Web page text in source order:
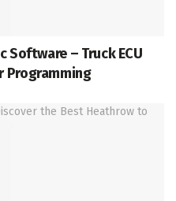
Software – Truck ECU
Programming